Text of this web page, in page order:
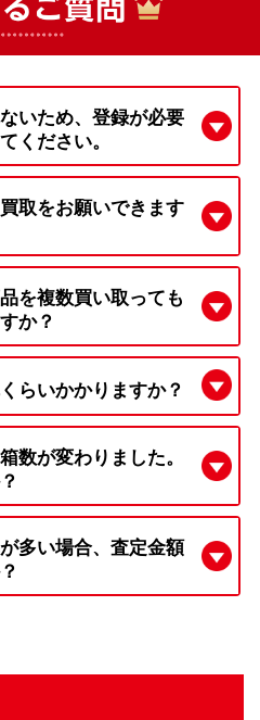
いため、登録が必要
ください。
取をお願いできます
を複数買い取っても
か？
らいかかりますか？
数が変わりました。
多い場合、査定金額